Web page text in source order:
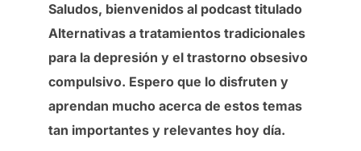
Saludos, bienvenidos al podcast titulado
Alternativas a tratamientos tradicionales
para la depresión y el trastorno obsesivo
compulsivo. Espero que lo disfruten y
aprendan mucho acerca de estos temas
tan importantes y relevantes hoy día.